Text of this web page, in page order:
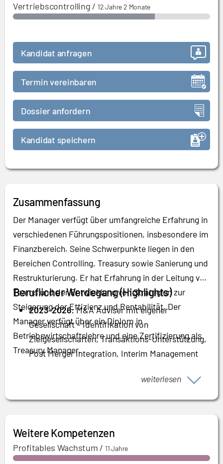
Vertriebscontrolling / 12 Jahre 2 Monate
Kandidat anfragen
Termin vereinbaren
Dossier anfordern
Kandidat speichern
Zusammenfassung
Der Manager verfügt über umfangreiche Erfahrung in
verschiedenen Führungspositionen, insbesondere im
Finanzbereich. Seine Schwerpunkte liegen in den
Bereichen Controlling, Treasury sowie Sanierung und
Restrukturierung. Er hat Erfahrung in der Leitung von
Teams und der Entwicklung von Strategien zur
Steigerung der Effizienz und Rentabilität. Der
Manager verfügt über ein Diplom in
Betriebswirtschaftslehre und eine Zertifizierung als
Treasury Manager.
Beruflicher Werdegang (Highlights)
2023-2026:M&A Adviser mit eigener
Gesellschaft – Identifikation von
Zielgesellschaften, Transaktions-Unterstützung,
Post Merger Integration, Interim Management
Position des Finance Director für die deutsche
weiterlesen
Weitere Kompetenzen
Profitables Wachstum / 11 Jahre